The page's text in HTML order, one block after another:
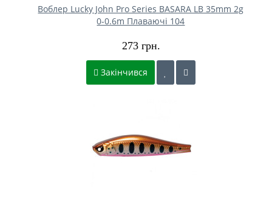
Воблер Lucky John Pro Series BASARA LB 35mm 2g
0-0.6m Плаваючі 104
273 грн.
Закінчився